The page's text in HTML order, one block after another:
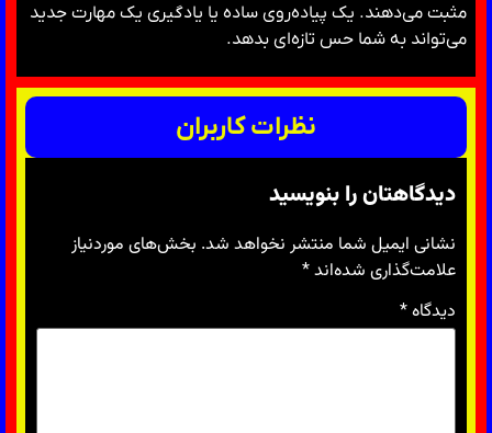
مثبت می‌دهند. یک پیاده‌روی ساده یا یادگیری یک مهارت جدید
می‌تواند به شما حس تازه‌ای بدهد.
نظرات کاربران
دیدگاهتان را بنویسید
نشانی ایمیل شما منتشر نخواهد شد. بخش‌های موردنیاز
علامت‌گذاری شده‌اند*
دیدگاه*